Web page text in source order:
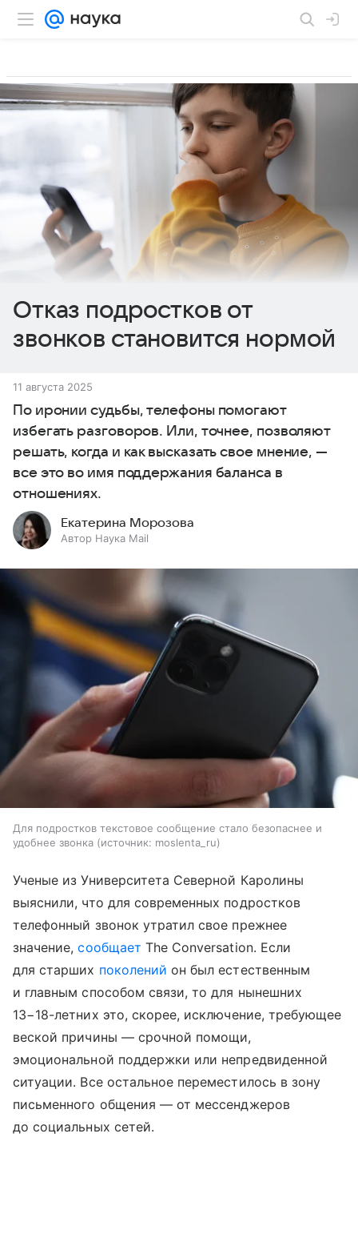
Отказ подростков от
звонков становится нормой
11 августа 2025
По иронии судьбы, телефоны помогают
избегать разговоров. Или, точнее, позволяют
решать, когда и как высказать свое мнение, —
все это во имя поддержания баланса в
отношениях.
Екатерина Морозова
Автор Наука Mail
Для подростков текстовое сообщение стало безопаснее и
удобнее звонка
источник: moslenta_ru
Ученые из Университета Северной Каролины
выяснили, что для современных подростков
телефонный звонок утратил свое прежнее
значение,сообщает The Conversation. Если
для старших поколений он был естественным
и главным способом связи, то для нынешних
13−18-летних это, скорее, исключение, требующее
веской причины — срочной помощи,
эмоциональной поддержки или непредвиденной
ситуации. Все остальное переместилось в зону
письменного общения — от мессенджеров
до социальных сетей.